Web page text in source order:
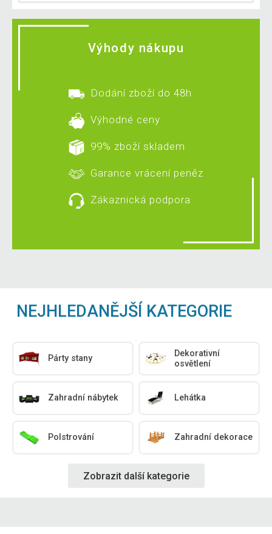
Výhody nákupu
Dodání zboží do 48h
Výhodné ceny
99% zboží skladem
Garance vrácení peněz
Zákaznická podpora
NEJHLEDANĚJŠÍ KATEGORIE
Párty stany
Dekorativní
osvětlení
Zahradní nábytek Lehátka
Polstrování Zahradní dekorace
Zobrazit další kategorie